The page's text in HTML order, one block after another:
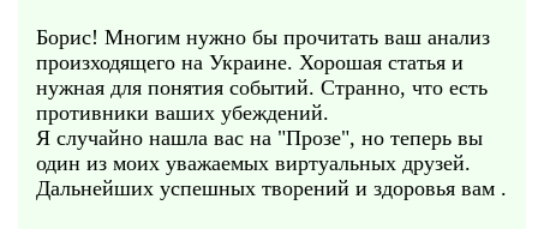
Борис! Многим нужно бы прочитать ваш анализ
произходящего на Украине. Хорошая статья и
нужная для понятия событий. Странно, что есть
противники ваших убеждений.
Я случайно нашла вас на "Прозе", но теперь вы
один из моих уважаемых виртуальных друзей.
Дальнейших успешных творений и здоровья вам .